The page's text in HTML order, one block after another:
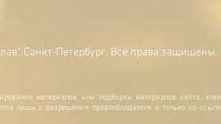
Санкт-Петербург. Все права защищены.
материалов или подборки материалов сайта,
лишь с разрешения правообладателя и только со